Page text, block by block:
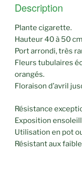
Description
Plante cigarette.
Hauteur 40 à 50
Port arrondi, très
Fleurs tubulaires
orangés.
Floraison d’avril
Résistance
Exposition
Utilisation en pot
Résistant aux